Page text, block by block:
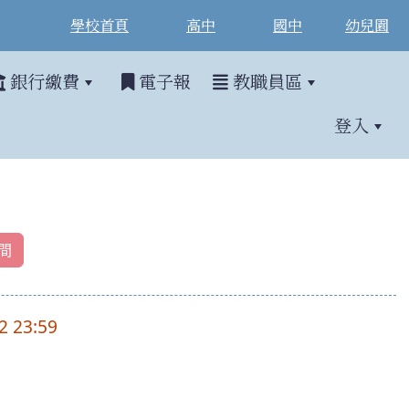
學校首頁 高中 國中 幼兒園
銀行繳費 電子報 教職員區
登入
23:59